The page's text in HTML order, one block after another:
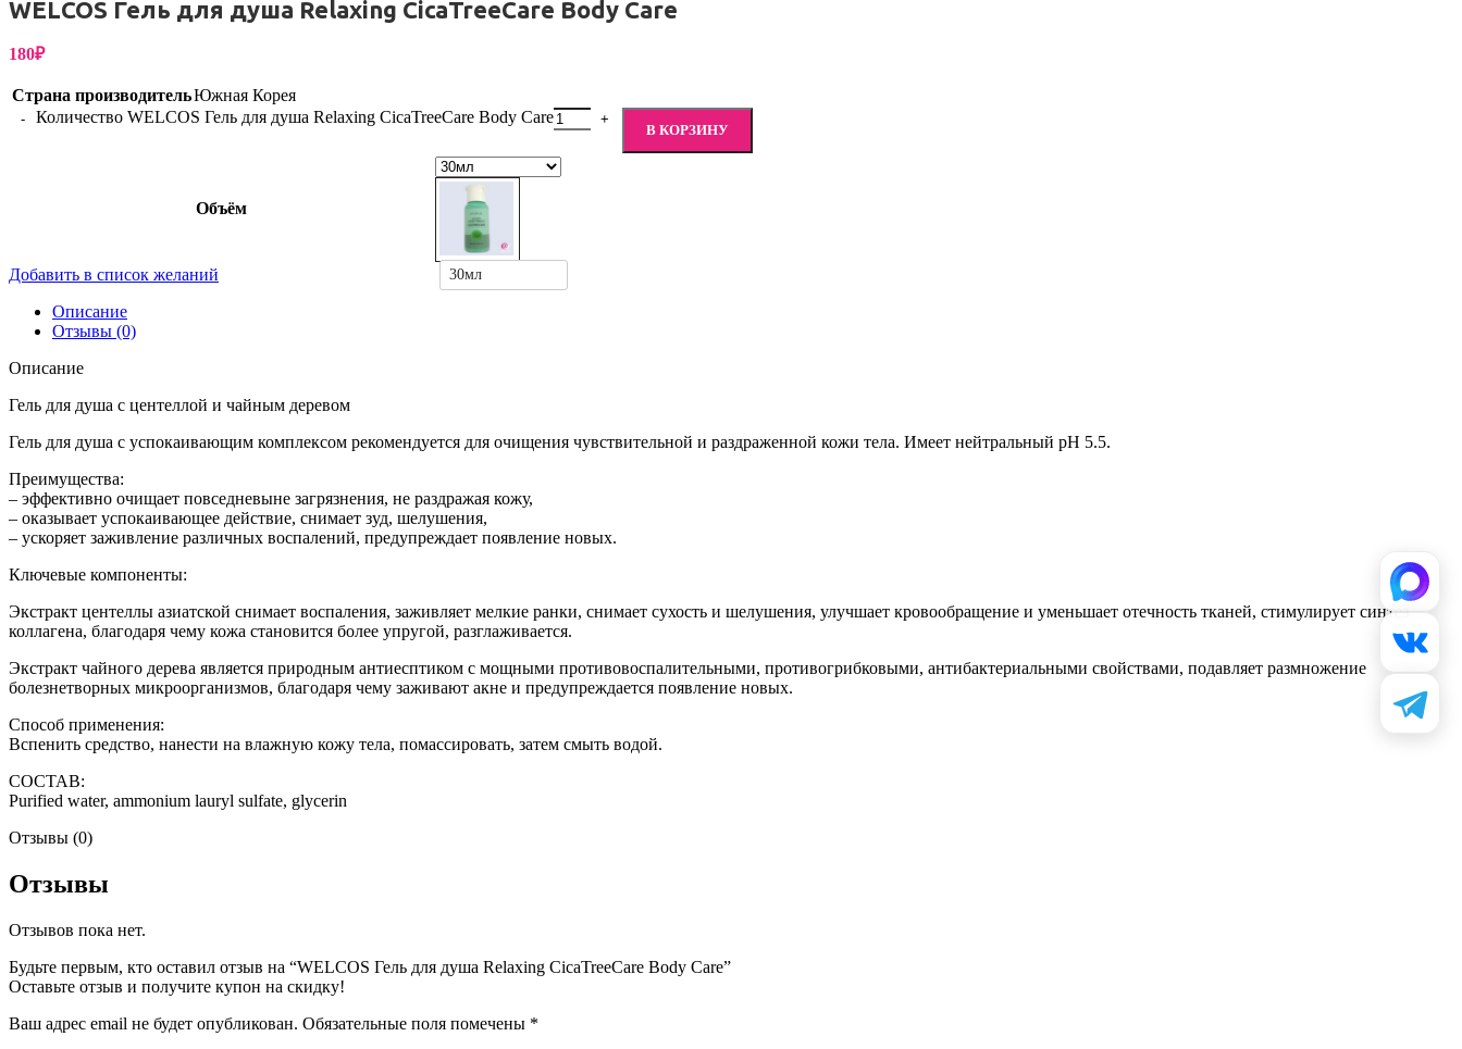
Наборы
WELCOS Гель для душа Relaxing CicaTreeCare Body Care
180₽
Страна производительЮжная Корея
Количество WELCOS Гель для душа Relaxing CicaTreeCare Body Care
В КОРЗИНУ
Объём
30мл
Добавить в список желаний
Описание
Отзывы (0)
Описание
Гель для душа с центеллой и чайным деревом
Гель для душа с успокаивающим комплексом рекомендуется для очищения чувствительной и раздраженной кожи тела. Имеет нейтральный pH 5.5.
Преимущества:
– эффективно очищает повседневыне загрязнения, не раздражая кожу,
– оказывает успокаивающее действие, снимает зуд, шелушения,
– ускоряет заживление различных воспалений, предупреждает появление новых.
Ключевые компоненты:
Экстракт центеллы азиатской снимает воспаления, заживляет мелкие ранки, снимает сухость и шелушения, улучшает кровообращение и уменьшает отечность тканей, стимулирует синтез
коллагена, благодаря чему кожа становится более упругой, разглаживается.
Экстракт чайного дерева является природным антиесптиком с мощными противовоспалительными, противогрибковыми, антибактериальными свойствами, подавляет размножение
болезнетворных микроорганизмов, благодаря чему заживают акне и предупреждается появление новых.
Способ применения:
Вспенить средство, нанести на влажную кожу тела, помассировать, затем смыть водой.
СОСТАВ:
Purified water, ammonium lauryl sulfate, glycerin
Отзывы (0)
Отзывы
Отзывов пока нет.
Будьте первым, кто оставил отзыв на “WELCOS Гель для душа Relaxing CicaTreeCare Body Care”
Оставьте отзыв и получите купон на скидку!
Ваш адрес email не будет опубликован. Обязательные поля помечены *